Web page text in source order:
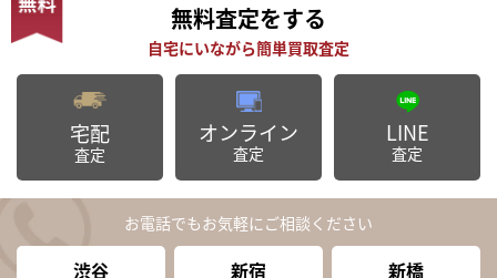
無料査定をする
宅配
査定
オンライン
査定
LINE
査定
お電話でもお気軽にご相談ください
渋谷 新宿 新橋